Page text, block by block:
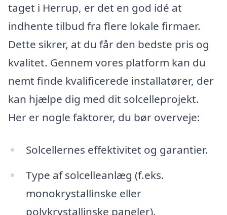
taget i Herrup, er det en god idé at
indhente tilbud fra flere lokale firmaer.
Dette sikrer, at du får den bedste pris og
kvalitet. Gennem vores platform kan du
nemt finde kvalificerede installatører, der
kan hjælpe dig med dit solcelleprojekt.
Her er nogle faktorer, du bør overveje:
Solcellernes effektivitet og garantier.
Type af solcelleanlæg (f.eks.
monokrystallinske eller
polykrystallinske paneler).